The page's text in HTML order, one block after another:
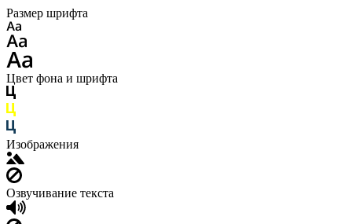
Размер шрифта
Цвет фона и шрифта
Изображения
Озвучивание текста